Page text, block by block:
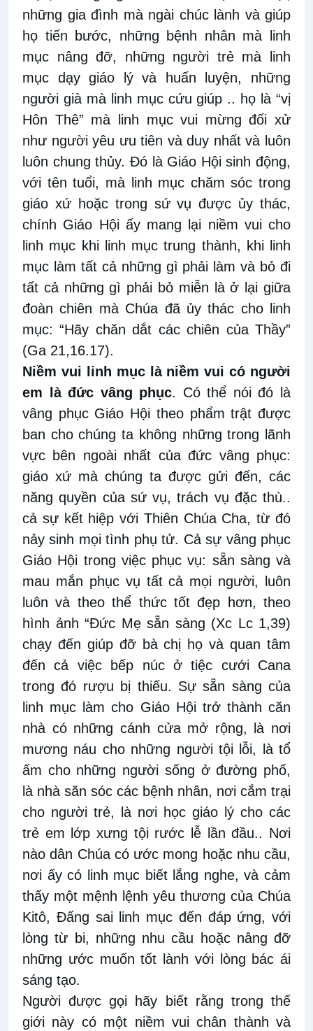
những gia đình mà ngài chúc lành và giúp
họ tiến bước, những bệnh nhân mà linh
mục nâng đỡ, những người trẻ mà linh
mục dạy giáo lý và huấn luyện, những
người già mà linh mục cứu giúp .. họ là “vị
Hôn Thê” mà linh mục vui mừng đối xử
như người yêu ưu tiên và duy nhất và luôn
luôn chung thủy. Đó là Giáo Hội sinh động,
với tên tuổi, mà linh mục chăm sóc trong
giáo xứ hoặc trong sứ vụ được ủy thác,
chính Giáo Hội ấy mang lại niềm vui cho
linh mục khi linh mục trung thành, khi linh
mục làm tất cả những gì phải làm và bỏ đi
tất cả những gì phải bỏ miễn là ở lại giữa
đoàn chiên mà Chúa đã ủy thác cho linh
mục: “Hãy chăn dắt các chiên của Thầy”
(Ga 21,16.17).
Niềm vui linh mục là niềm vui có người
em là đức vâng phục. Có thể nói đó là
vâng phục Giáo Hội theo phẩm trật được
ban cho chúng ta không những trong lãnh
vực bên ngoài nhất của đức vâng phục:
giáo xứ mà chúng ta được gửi đến, các
năng quyền của sứ vụ, trách vụ đặc thù..
cả sự kết hiệp với Thiên Chúa Cha, từ đó
nảy sinh mọi tình phụ tử. Cả sự vâng phục
Giáo Hội trong việc phục vụ: sẵn sàng và
mau mắn phục vụ tất cả mọi người, luôn
luôn và theo thể thức tốt đẹp hơn, theo
hình ảnh “Đức Mẹ sẵn sàng (Xc Lc 1,39)
chạy đến giúp đỡ bà chị họ và quan tâm
đến cả việc bếp núc ở tiệc cưới Cana
trong đó rượu bị thiếu. Sự sẵn sàng của
linh mục làm cho Giáo Hội trở thành căn
nhà có những cánh cửa mở rộng, là nơi
mương náu cho những người tội lỗi, là tổ
ấm cho những người sống ở đường phố,
là nhà săn sóc các bệnh nhân, nơi cắm trại
cho người trẻ, là nơi học giáo lý cho các
trẻ em lớp xưng tội rước lễ lần đầu.. Nơi
nào dân Chúa có ước mong hoặc nhu cầu,
nơi ấy có linh mục biết lắng nghe, và cảm
thấy một mệnh lệnh yêu thương của Chúa
Kitô, Đấng sai linh mục đến đáp ứng, với
lòng từ bi, những nhu cầu hoặc nâng đỡ
những ước muốn tốt lành với lòng bác ái
sáng tạo.
Người được gọi hãy biết rằng trong thế
giới này có một niềm vui chân thành và